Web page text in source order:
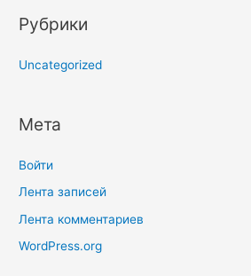
Рубрики
Uncategorized
Мета
Войти
Лента записей
Лента комментариев
WordPress.org